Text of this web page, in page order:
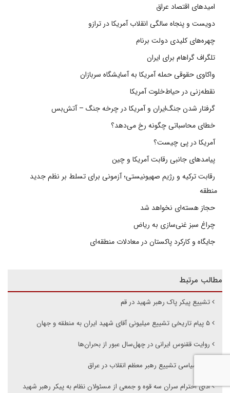
امیدهای اقتصاد عراق
دویست و پنجاه سالگی انقلاب آمریکا در ترازو
چهره‌های کلیدی دولت برنام
تلگراف گراهام برای ایران
واکاوی حقوقی حمله آمریکا به آسایشگاه سربازان
نقطه‌زنی در حیاط‌خلوت آمریکا
گرفتار شدن جنگ‌ایران و آمریکا در چرخه جنگ – آتش‌بس
خطای محاسباتی چگونه رخ می‌دهد؟
آمریکا در پی چیست؟
پیامدهای جانبی رقابت آمریکا و چین
رقابت ترکیه و رژیم صهیونیستی؛ آزمونی برای تسلط بر نظم جدید
منطقه
حجاز هسته‌ای نخواهد شد
چراغ سبز غنی‌سازی به ریاض
جایگاه و کارکرد پاکستان در معادلات منطقه‌ای
مطالب مرتبط
تشییع پیکر پاک رهبر شهید در قم
۵ پیام تاریخی تشییع میلیونی آقای شهید ایران به منطقه و جهان
روایت ققنوس ایرانی در چهل‌سال عبور از بحران‌ها
پیام سیاسی تشییع رهبر معظم انقلاب در عراق
ادای احترام سران سه قوه و جمعی از مسئولان نظام به پیکر رهبر شهید